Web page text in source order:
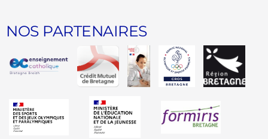
NOS PARTENAIRES